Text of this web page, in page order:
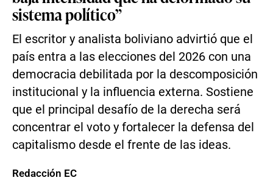
sistema político”
El escritor y analista boliviano advirtió que el
país entra a las elecciones del 2026 con una
democracia debilitada por la descomposición
institucional y la influencia externa. Sostiene
que el principal desafío de la derecha será
concentrar el voto y fortalecer la defensa del
capitalismo desde el frente de las ideas.
Redacción EC